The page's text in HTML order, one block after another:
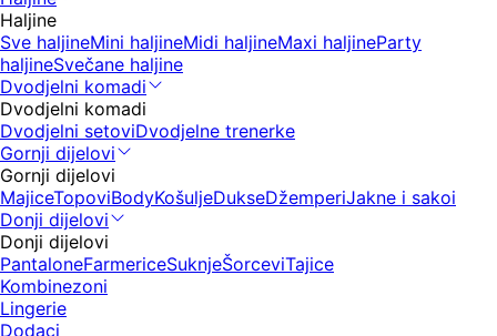
Haljine
Sve haljineMini haljineMidi haljineMaxi haljineParty
haljineSvečane haljine
Dvodjelni komadi
Dvodjelni komadi
Dvodjelni setoviDvodjelne trenerke
Gornji dijelovi
Gornji dijelovi
MajiceTopoviBodyKošuljeDukseDžemperiJakne i sakoi
Donji dijelovi
Donji dijelovi
PantaloneFarmericeSuknjeŠorceviTajice
Kombinezoni
Lingerie
Dodaci